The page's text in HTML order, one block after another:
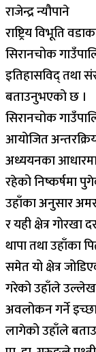
राजेन्द्र न्यौपाने
राष्ट्रिय विभूति
सिरानचोक
इतिहासविद् तथा
बताउनुभएको छ ।
सिरानचोक
आयोजित
अध्ययनका
रहेको निष्कर्षमा
उहाँका अनुसार
र यही क्षेत्र गोरखा
थापा तथा उहाँका
समेत यो क्षेत्र
गरेको उहाँले उल्लेख
अवलोकन गर्ने
लागेको उहाँले